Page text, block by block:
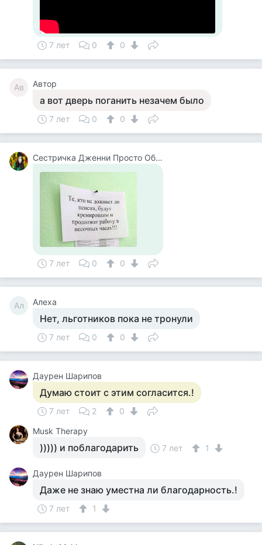
7 лет 0 0
Ав Автор
а вот дверь поганить незачем было
7 лет 0 0
Сестричка Дженни Просто Общаюсьв Личке Не Отвечаю
7 лет 0 0
Ал Алеха
Нет, льготников пока не тронули
7 лет 0 0
Даурен Шарипов
Думаю стоит с этим согласится.!
7 лет 2
0
Musk Therapy
))))) и поблагодарить 7 лет 1
Даурен Шарипов
Даже не знаю уместна ли благодарность.!
7 лет 1